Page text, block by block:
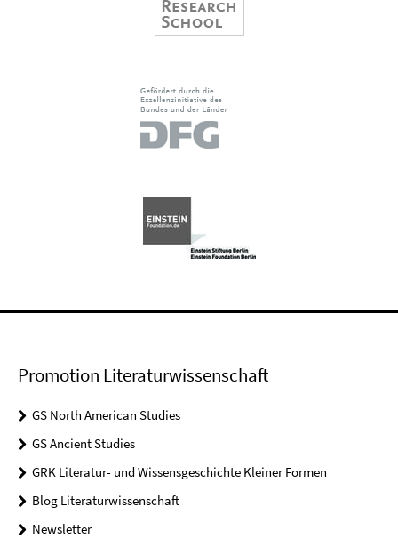
Promotion Literaturwissenschaft
GS North American Studies
GS Ancient Studies
GRK Literatur- und Wissensgeschichte Kleiner Formen
Blog Literaturwissenschaft
Newsletter